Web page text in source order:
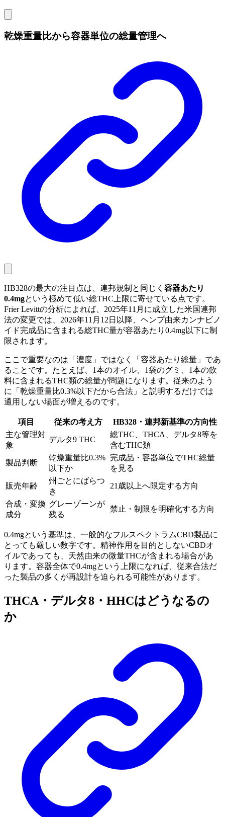
乾燥重量比から容器単位の総量管理へ
HB328の最大の注目点は、連邦規制と同じく 容器あたり
0.4mgという極めて低い総THC上限に寄せている点です。
Frier Levittの分析によれば、2025年11月に成立した米国連邦
法の変更では、2026年11月12日以降、ヘンプ由来カンナビノ
イド完成品に含まれる総THC量が容器あたり0.4mg以下に制
限されます。
ここで重要なのは「濃度」ではなく「容器あたり総量」であ
ることです。たとえば、1本のオイル、1袋のグミ、1本の飲
料に含まれるTHC類の総量が問題になります。従来のよう
に「乾燥重量比0.3%以下だから合法」と説明するだけでは
通用しない場面が増えるのです。
項目 従来の考え方
HB328・連邦新基準の方向性
主な管理対
象
デルタ9 THC
総THC、THCA、デルタ8等を
含むTHC類
製品判断
乾燥重量比0.3%
以下か
完成品・容器単位でTHC総量
を見る
販売年齢
州ごとにばらつ
き
21歳以上へ限定する方向
合成・変換
成分
グレーゾーンが
残る
禁止・制限を明確化する方向
0.4mgという基準は、一般的なフルスペクトラムCBD製品に
とっても厳しい数字です。精神作用を目的としないCBDオ
イルであっても、天然由来の微量THCが含まれる場合があ
ります。容器全体で0.4mgという上限になれば、従来合法だ
った製品の多くが再設計を迫られる可能性があります。
THCA・デルタ8・HHCはどうなるの
か